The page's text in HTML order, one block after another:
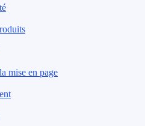
mise en page